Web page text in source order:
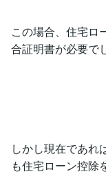
この場合、住宅ロ
合証明書が必要で
しかし現在であれ
も住宅ローン控除